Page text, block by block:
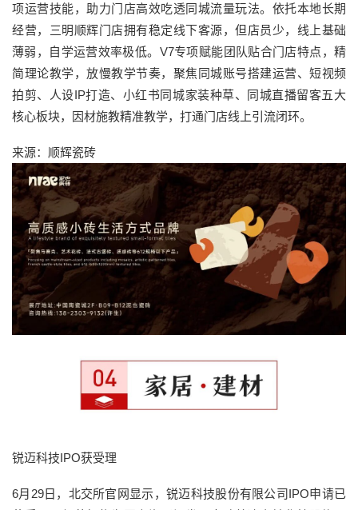
项运营技能，助力门店高效吃透同城流量玩法。依托本地长期
经营，三明顺辉门店拥有稳定线下客源，但店员少，线上基础
薄弱，自学运营效率极低。V7专项赋能团队贴合门店特点，精
简理论教学，放慢教学节奏，聚焦同城账号搭建运营、短视频
拍剪、人设IP打造、小红书同城家装种草、同城直播留客五大
核心板块，因材施教精准教学，打通门店线上引流闭环。
来源：顺辉瓷砖
锐迈科技IPO获受理
6月29日，北交所官网显示，锐迈科技股份有限公司IPO申请已